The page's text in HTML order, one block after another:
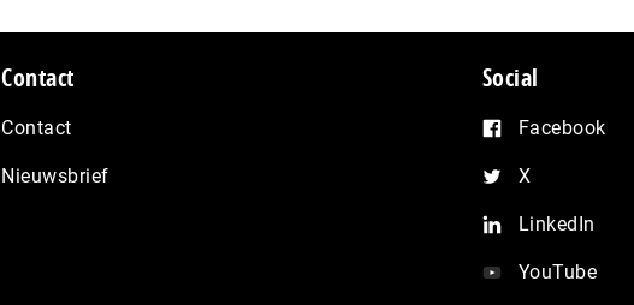
Contact
Contact
Nieuwsbrief
Social
Facebook
X
LinkedIn
YouTube